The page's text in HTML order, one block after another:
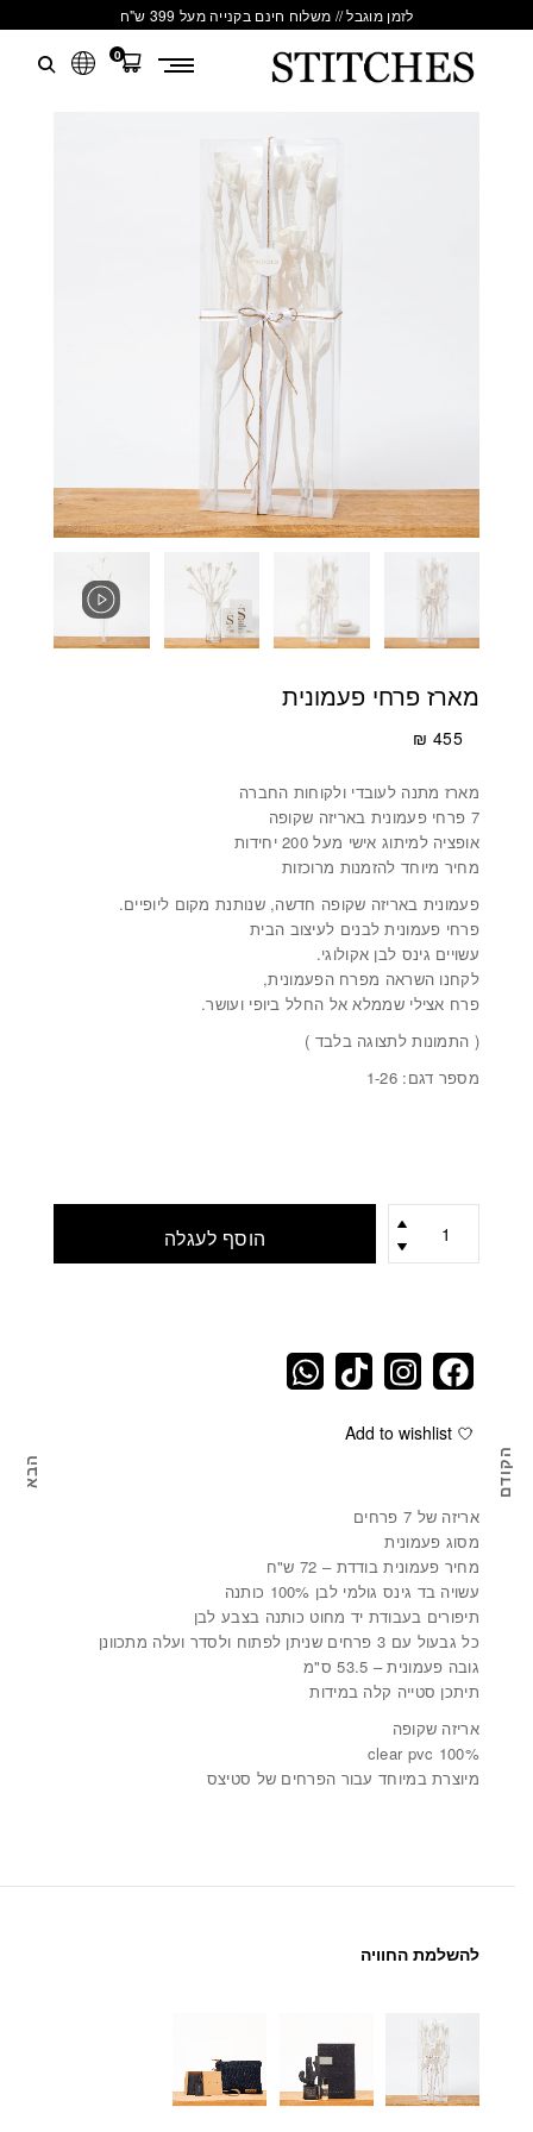
לזמן מוגבל // משלוח חינם בקנייה מעל 399 ש"ח
0
מארז פרחי פעמונית
₪ 455
מארז מתנה לעובדי ולקוחות החברה
7 פרחי פעמונית באריזה שקופה
אופציה למיתוג אישי מעל 200 יחידות
מחיר מיוחד להזמנות מרוכזות
פעמונית באריזה שקופה חדשה, שנותנת מקום ליופיים.
פרחי פעמונית לבנים לעיצוב הבית
עשויים גינס לבן אקולוגי.
לקחנו השראה מפרח הפעמונית,
פרח אצילי שממלא אל החלל ביופי ועושר.
( התמונות לתצוגה בלבד )
מספר דגם: 1-26
הוסף לעגלה
Add to wishlist
אריזה של 7 פרחים
מסוג פעמונית
מחיר פעמונית בודדת – 72 ש"ח
עשויה בד גינס גולמי לבן 100% כותנה
תיפורים בעבודת יד מחוט כותנה בצבע לבן
כל גבעול עם 3 פרחים שניתן לפתוח ולסדר ועלה מתכוונן
גובה פעמונית – 53.5 ס"מ
תיתכן סטייה קלה במידות
אריזה שקופה
100% clear pvc
מיוצרת במיוחד עבור הפרחים של סטיצס
הקודם
אגרטל שקוף CLEAR VASE - עבור הפרחים הבא
להשלמת החוויה